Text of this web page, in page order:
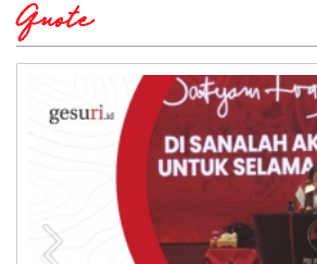
Quote